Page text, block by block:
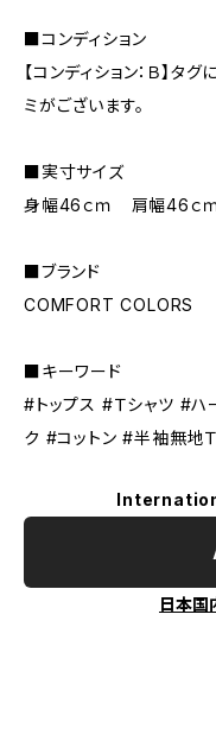
■コンディション
【コンディション：Ｂ】タ
ミがございます。
■実寸サイズ
身幅46ｃｍ 肩幅46ｃ
■ブランド
COMFORT COLORS
■キーワード
#トップス #Ｔシャツ #
ク #コットン #半袖無地
日本国